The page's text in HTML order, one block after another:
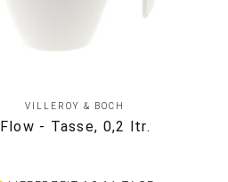
VILLEROY & BOCH
Flow - Tasse, 0,2 ltr.